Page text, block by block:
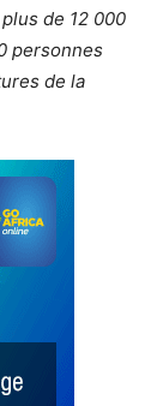
de 12 000
personnes
de la